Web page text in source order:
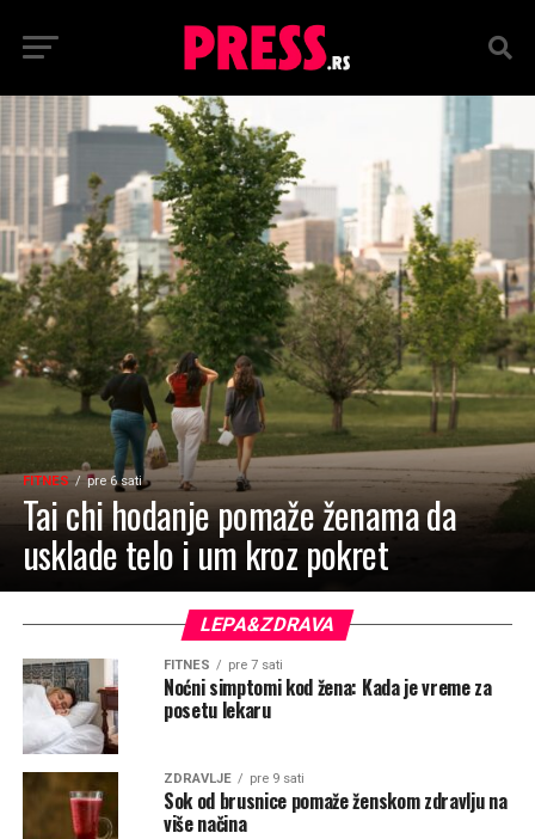
FITNES pre 6 sati
Tai chi hodanje pomaže ženama da
usklade telo i um kroz pokret
LEPA&ZDRAVA
FITNES pre 7 sati
Noćni simptomi kod žena: Kada je vreme za
posetu lekaru
ZDRAVLJE pre 9 sati
Sok od brusnice pomaže ženskom zdravlju na
više načina